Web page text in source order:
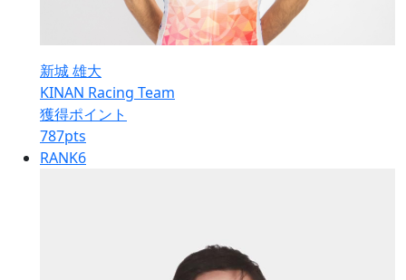
新城 雄大
KINAN Racing Team
獲得ポイント
787pts
RANK6